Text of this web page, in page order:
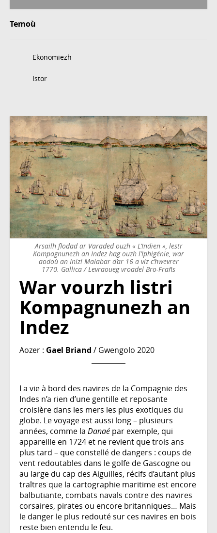
Temoù
Ekonomiezh
Istor
Arsailh flodad ar Varaded ouzh « L’Indien », lestr
Kompagnunezh an Indez hag ouzh l’Iphigénie, war
aodoù an Inizi Malabar d’ar 16 a viz c’hwevrer
1770. Gallica / Levraoueg vroadel Bro-Frañs
War vourzh listri
Kompagnunezh an
Indez
Aozer : Gael Briand / Gwengolo 2020
La vie à bord des navires de la Compagnie des
Indes n’a rien d’une gentille et reposante
croisière dans les mers les plus exotiques du
globe. Le voyage est aussi long – plusieurs
années, comme la Danaé par exemple, qui
appareille en 1724 et ne revient que trois ans
plus tard – que constellé de dangers : coups de
vent redoutables dans le golfe de Gascogne ou
au large du cap des Aiguilles, récifs d’autant plus
traîtres que la cartographie maritime est encore
balbutiante, combats navals contre des navires
corsaires, pirates ou encore britanniques… Mais
le danger le plus redouté sur ces navires en bois
reste bien entendu le feu.